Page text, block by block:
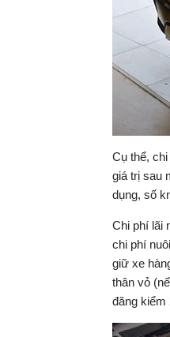
Cụ thể,
giá trị sau
dụng, số
Chi phí lãi
chi phí
giữ xe
thân vỏ
đăng kiểm